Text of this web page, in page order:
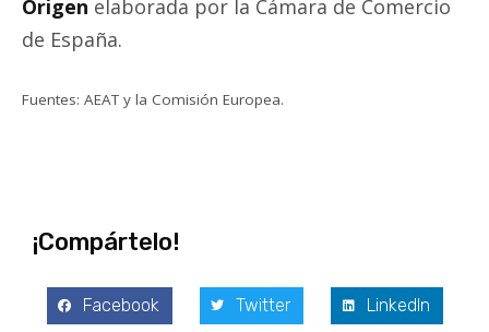
Origen elaborada por la Cámara de Comercio
de España.
Fuentes: AEAT y la Comisión Europea.
¡Compártelo!
Facebook Twitter LinkedIn